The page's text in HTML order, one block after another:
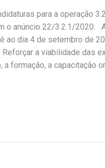
para a operação
o anúncio 22/3.2.1/2020.
ao dia 4 de setembro de
a viabilidade das
a formação, a capacitação